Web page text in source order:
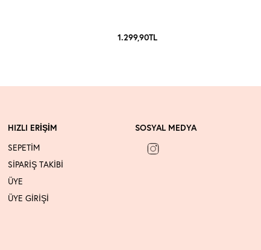
1.299,90TL
HIZLI ERİŞİM
SEPETİM
SİPARİŞ TAKİBİ
ÜYE
ÜYE GİRİŞİ
SOSYAL MEDYA